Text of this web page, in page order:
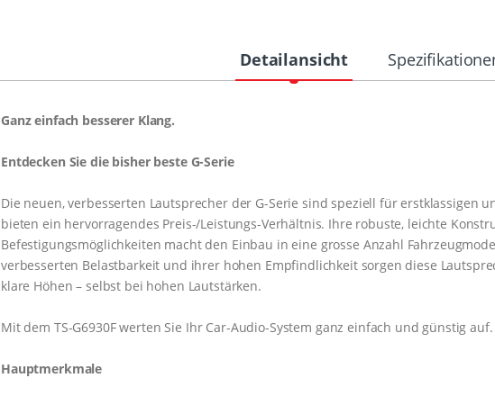
Detailansicht
Ganz einfach besserer Klang.
Entdecken Sie die bisher beste G-Serie
Die neuen, verbesserten Lautsprecher der G-Serie sind speziell für erstklassigen
bieten ein hervorragendes Preis-/Leistungs-Verhältnis. Ihre robuste, leichte
Befestigungsmöglichkeiten macht den Einbau in eine grosse Anzahl
verbesserten Belastbarkeit und ihrer hohen Empfindlichkeit sorgen diese
klare Höhen – selbst bei hohen Lautstärken.
Mit dem TS-G6930F werten Sie Ihr Car-Audio-System ganz einfach und günstig auf.
Hauptmerkmale